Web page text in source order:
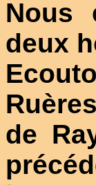
Nous
deux
de